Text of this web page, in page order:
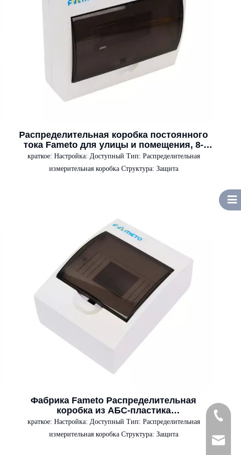
Распределительная коробка постоянного
тока Fameto для улицы и помещения, 8-
фазная распределительная коробка,
главный выключатель, электрическая
распределительная коробка
краткое: Настройка: Доступный Тип: Распределительная
измерительная коробка Структура: Защита
Фабрика Fameto Распределительная
коробка из АБС-пластика
Водонепроницаемая электрическая
коробка дБ для 2, 4, 6, 8, 12, 18, 48-
позиционное распределение мощности для
краткое: Настройка: Доступный Тип: Распределительная
измерительная коробка Структура: Защита
+86-